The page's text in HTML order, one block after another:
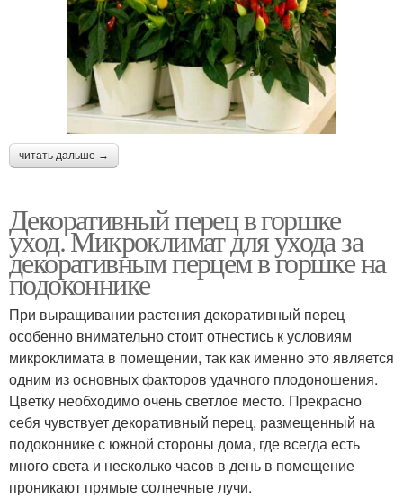
читать дальше →
Декоративный перец в горшке
уход. Микроклимат для ухода за
декоративным перцем в горшке на
подоконнике
При выращивании растения декоративный перец
особенно внимательно стоит отнестись к условиям
микроклимата в помещении, так как именно это является
одним из основных факторов удачного плодоношения.
Цветку необходимо очень светлое место. Прекрасно
себя чувствует декоративный перец, размещенный на
подоконнике с южной стороны дома, где всегда есть
много света и несколько часов в день в помещение
проникают прямые солнечные лучи.